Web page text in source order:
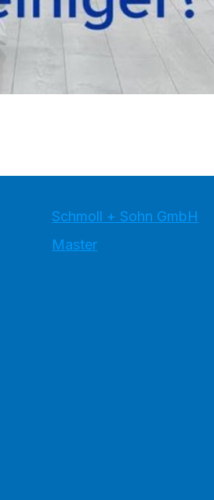
Schmoll + Sohn GmbH
Master